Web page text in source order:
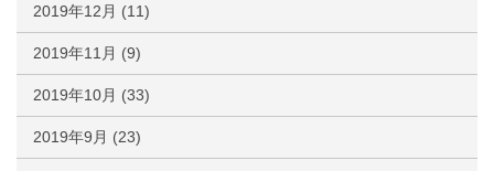
2019年12月 (11)
2019年11月 (9)
2019年10月 (33)
2019年9月 (23)